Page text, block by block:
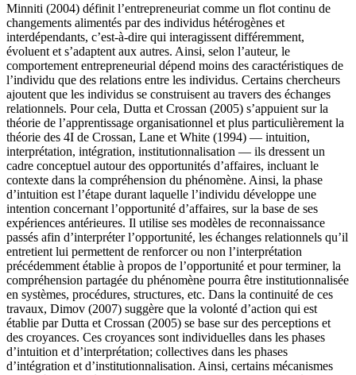
Minniti (2004) définit l’entrepreneuriat comme un flot continu de
changements alimentés par des individus hétérogènes et
interdépendants, c’est-à-dire qui interagissent différemment,
évoluent et s’adaptent aux autres. Ainsi, selon l’auteur, le
comportement entrepreneurial dépend moins des caractéristiques de
l’individu que des relations entre les individus. Certains chercheurs
ajoutent que les individus se construisent au travers des échanges
relationnels. Pour cela, Dutta et Crossan (2005) s’appuient sur la
théorie de l’apprentissage organisationnel et plus particulièrement la
théorie des 4I de Crossan, Lane et White (1994) — intuition,
interprétation, intégration, institutionnalisation — ils dressent un
cadre conceptuel autour des opportunités d’affaires, incluant le
contexte dans la compréhension du phénomène. Ainsi, la phase
d’intuition est l’étape durant laquelle l’individu développe une
intention concernant l’opportunité d’affaires, sur la base de ses
expériences antérieures. Il utilise ses modèles de reconnaissance
passés afin d’interpréter l’opportunité, les échanges relationnels qu’il
entretient lui permettent de renforcer ou non l’interprétation
précédemment établie à propos de l’opportunité et pour terminer, la
compréhension partagée du phénomène pourra être institutionnalisée
en systèmes, procédures, structures, etc. Dans la continuité de ces
travaux, Dimov (2007) suggère que la volonté d’action qui est
établie par Dutta et Crossan (2005) se base sur des perceptions et
des croyances. Ces croyances sont individuelles dans les phases
d’intuition et d’interprétation; collectives dans les phases
d’intégration et d’institutionnalisation. Ainsi, certains mécanismes